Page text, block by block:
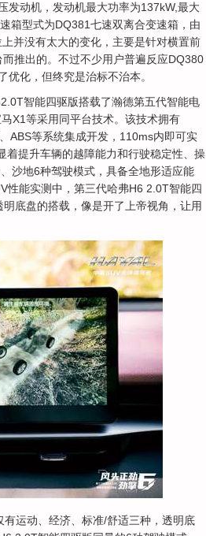
发动机，发动机最大功率为137kW,最大
箱型式为DQ381七速双离合变速箱，由
并没有太大的变化，主要是针对横置前
推出的。不过不少用户普遍反应DQ380
化，但终究是治标不治本。
智能四驱版搭载了瀚德第五代智能电
X1等采用同平台技术。该技术拥有
ABS等系统集成开发，110ms内即可实
着提升车辆的越障能力和行驶稳定性、操
沙地6种驾驶模式，具备全地形适应能
性能实测中，第三代哈弗H6 2.0T智能四
底盘的搭载，像是开了上帝视角，让用
运动、经济、标准/舒适三种，透明底